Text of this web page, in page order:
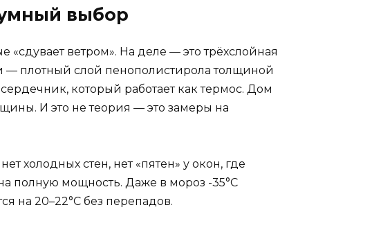
выбор
ветром». На деле — это трёхслойная
— плотный слой пенополистирола толщиной
который работает как термос. Дом
И это не теория — это замеры на
холодных стен, нет «пятен» у окон, где
полную мощность. Даже в мороз -35°C
на 20–22°C без перепадов.